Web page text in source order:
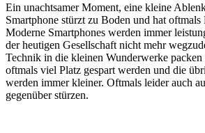
Ein unachtsamer Moment, eine kleine
Smartphone stürzt zu Boden und hat oftmals
Moderne Smartphones werden immer
der heutigen Gesellschaft nicht mehr
Technik in die kleinen Wunderwerke packen
oftmals viel Platz gespart werden und die
werden immer kleiner. Oftmals leider auch
gegenüber stürzen.